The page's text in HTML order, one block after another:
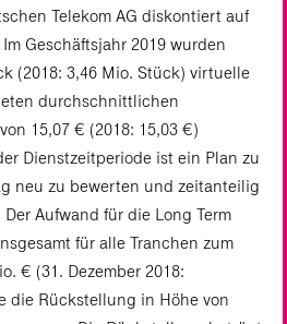
Telekom AG diskontiert auf
Geschäftsjahr 2019 wurden
(2018: 3,46 Mio. Stück) virtuelle
durchschnittlichen
15,07 € (2018: 15,03 €)
Dienstzeitperiode ist ein Plan zu
neu zu bewerten und zeitanteilig
Aufwand für die Long Term
für alle Tranchen zum
€ (31. Dezember 2018:
die Rückstellung in Höhe von